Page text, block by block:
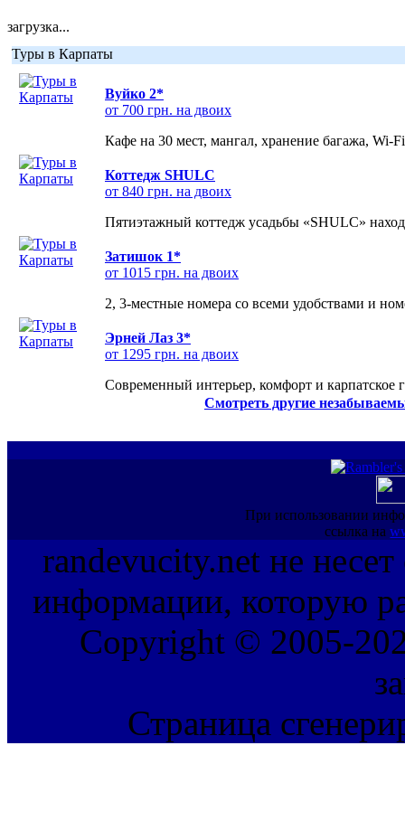
загрузка...
Туры в Карпаты
Вуйко 2*
от 700 грн. на двоих
Кафе на 30 мест, мангал, хранение багажа, Wi-
Коттедж SHULC
от 840 грн. на двоих
Пятиэтажный коттедж усадьбы «SHULC»
Затишок 1*
от 1015 грн. на двоих
2, 3-местные номера со всеми удобствами и
Эрней Лаз 3*
от 1295 грн. на двоих
Современный интерьер, комфорт и карпатское
Смотреть другие
При использовании
ссылка на
randevucity.net не несет
информации, которую
Copyright © 2005-
Страница